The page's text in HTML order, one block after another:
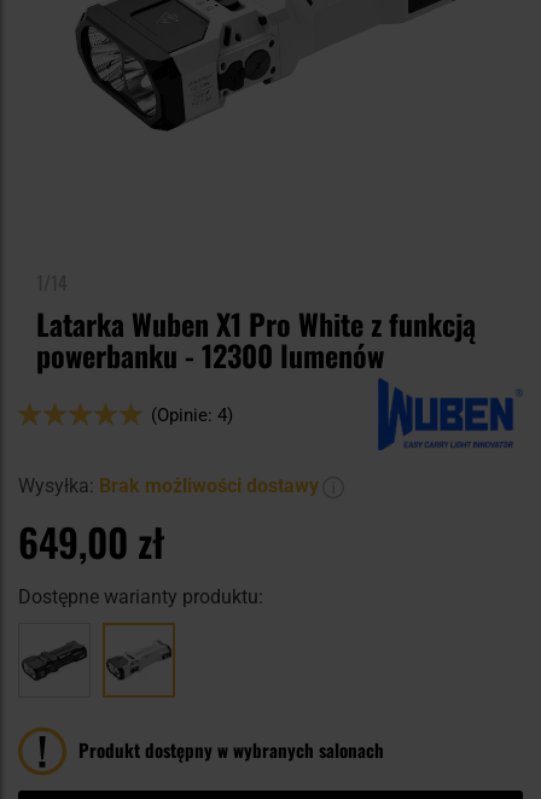
Latarka Wuben X1 Pro White z funkcją
powerbanku - 12300 lumenów
Ocena:
(Opinie: 4)
Wysyłka: Brak możliwości dostawy
649,00 zł
Dostępne warianty produktu:
Produkt dostępny w wybranych salonach